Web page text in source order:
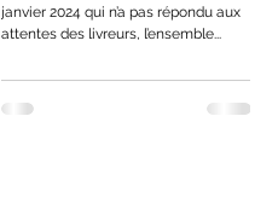
janvier 2024 qui n’a pas répondu aux
attentes des livreurs, l’ensemble...